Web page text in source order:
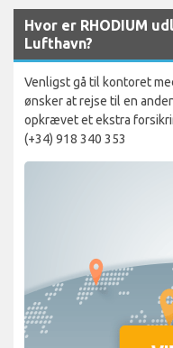
Hvor er RHODIUM
Lufthavn?
Venligst gå til kontoret
ønsker at rejse til en
opkrævet et ekstra
(+34) 918 340 353